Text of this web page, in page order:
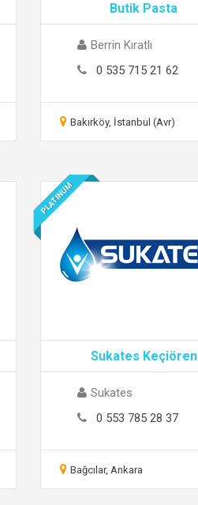
Butik Pasta
Berrin Kıratlı
0 535 715 21 62
Bakırköy, İstanbul (Avr)
PLATINUM
Sukates Keçiören
Sukates
0 553 785 28 37
Bağcılar, Ankara